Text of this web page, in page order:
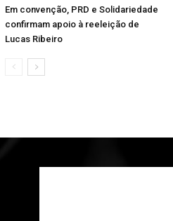
Em convenção, PRD e Solidariedade
confirmam apoio à reeleição de
Lucas Ribeiro